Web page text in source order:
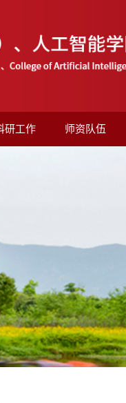
研工作 师资队伍